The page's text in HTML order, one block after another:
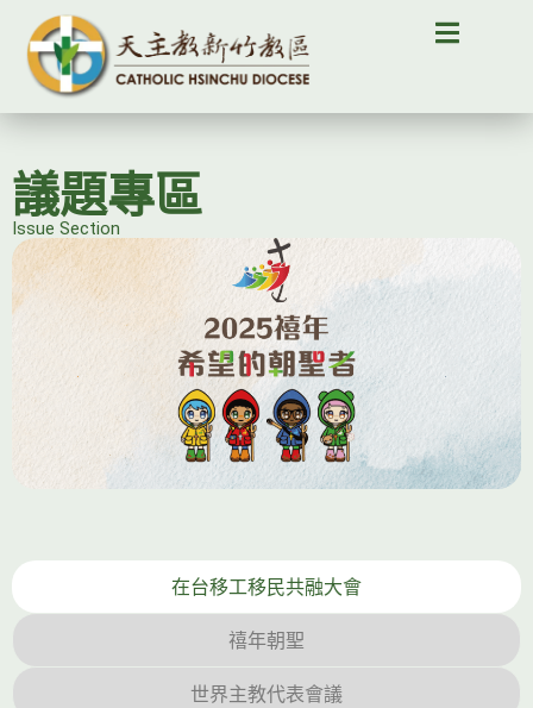
議題專區
Issue Section
在台移工移民共融大會
禧年朝聖
世界主教代表會議